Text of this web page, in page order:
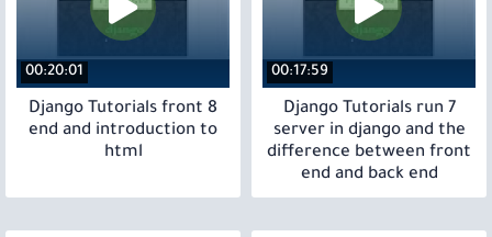
00:17:59
7 Django Tutorials run
server in django and the
difference between front
end and back end
00:20:01
8 Django Tutorials front
end and introduction to
html